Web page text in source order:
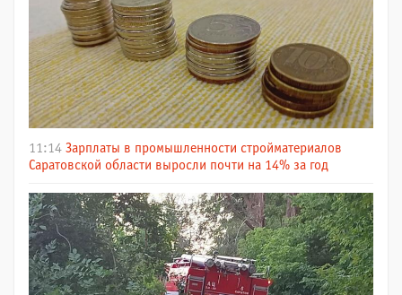
11:14 Зарплаты в промышленности стройматериалов
Саратовской области выросли почти на 14% за год